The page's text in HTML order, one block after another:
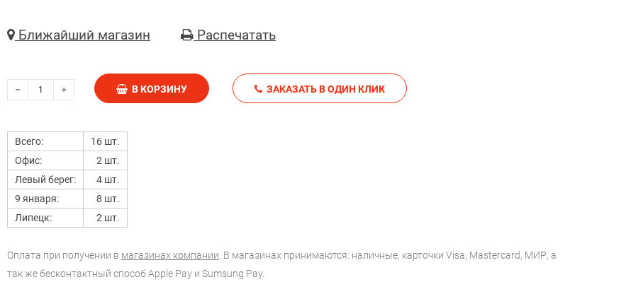
Ближайший магазин Распечатать
В КОРЗИНУ ЗАКАЗАТЬ В ОДИН КЛИК
Всего:
16 шт.
Офис:
2 шт.
Левый берег:
4 шт.
9 января:
8 шт.
Липецк:
2 шт.
Оплата при получении в магазинах компании. В магазинах принимаются: наличные, карточки Visa, Mastercard, МИР, а
так же бесконтактный способ Apple Pay и Sumsung Pay.